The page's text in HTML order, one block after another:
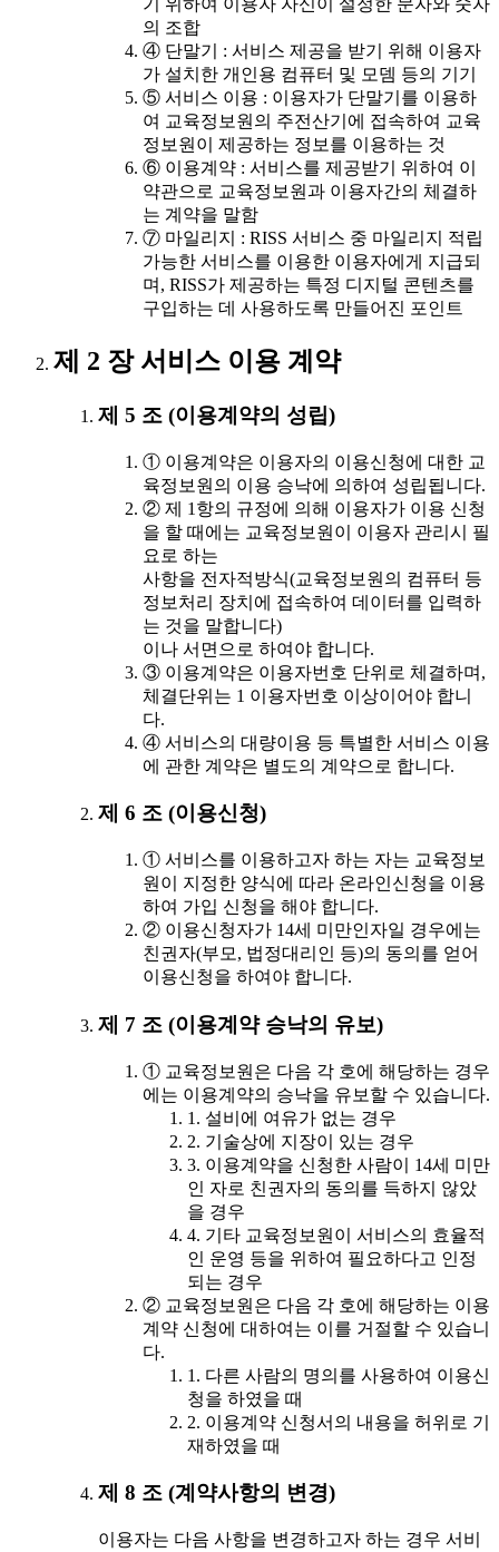
기 위하여 이용자 자신이 설정한 문자와 숫자
의 조합
④ 단말기 : 서비스 제공을 받기 위해 이용자
가 설치한 개인용 컴퓨터 및 모뎀 등의 기기
⑤ 서비스 이용 : 이용자가 단말기를 이용하
여 교육정보원의 주전산기에 접속하여 교육
정보원이 제공하는 정보를 이용하는 것
⑥ 이용계약 : 서비스를 제공받기 위하여 이
약관으로 교육정보원과 이용자간의 체결하
는 계약을 말함
⑦ 마일리지 : RISS 서비스 중 마일리지 적립
가능한 서비스를 이용한 이용자에게 지급되
며, RISS가 제공하는 특정 디지털 콘텐츠를
구입하는 데 사용하도록 만들어진 포인트
제 2 장 서비스 이용 계약
제 5 조 (이용계약의 성립)
① 이용계약은 이용자의 이용신청에 대한 교
육정보원의 이용 승낙에 의하여 성립됩니다.
② 제 1항의 규정에 의해 이용자가 이용 신청
을 할 때에는 교육정보원이 이용자 관리시 필
요로 하는
사항을 전자적방식(교육정보원의 컴퓨터 등
정보처리 장치에 접속하여 데이터를 입력하
는 것을 말합니다)
이나 서면으로 하여야 합니다.
③ 이용계약은 이용자번호 단위로 체결하며,
체결단위는 1 이용자번호 이상이어야 합니
다.
④ 서비스의 대량이용 등 특별한 서비스 이용
에 관한 계약은 별도의 계약으로 합니다.
제 6 조 (이용신청)
① 서비스를 이용하고자 하는 자는 교육정보
원이 지정한 양식에 따라 온라인신청을 이용
하여 가입 신청을 해야 합니다.
② 이용신청자가 14세 미만인자일 경우에는
친권자(부모, 법정대리인 등)의 동의를 얻어
이용신청을 하여야 합니다.
제 7 조 (이용계약 승낙의 유보)
① 교육정보원은 다음 각 호에 해당하는 경우
에는 이용계약의 승낙을 유보할 수 있습니다.
1. 설비에 여유가 없는 경우
2. 기술상에 지장이 있는 경우
3. 이용계약을 신청한 사람이 14세 미만
인 자로 친권자의 동의를 득하지 않았
을 경우
4. 기타 교육정보원이 서비스의 효율적
인 운영 등을 위하여 필요하다고 인정
되는 경우
② 교육정보원은 다음 각 호에 해당하는 이용
계약 신청에 대하여는 이를 거절할 수 있습니
다.
1. 다른 사람의 명의를 사용하여 이용신
청을 하였을 때
2. 이용계약 신청서의 내용을 허위로 기
재하였을 때
제 8 조 (계약사항의 변경)
이용자는 다음 사항을 변경하고자 하는 경우 서비